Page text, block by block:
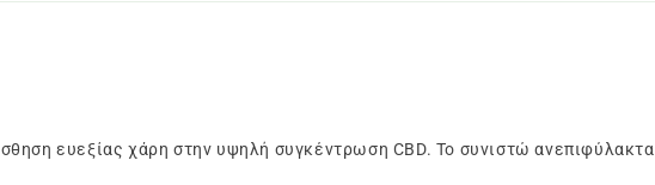
ευεξίας χάρη στην υψηλή συγκέντρωση CBD. Το συνιστώ ανεπιφύλακτα